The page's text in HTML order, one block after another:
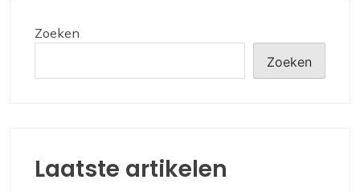
Zoeken
Zoeken
Laatste artikelen